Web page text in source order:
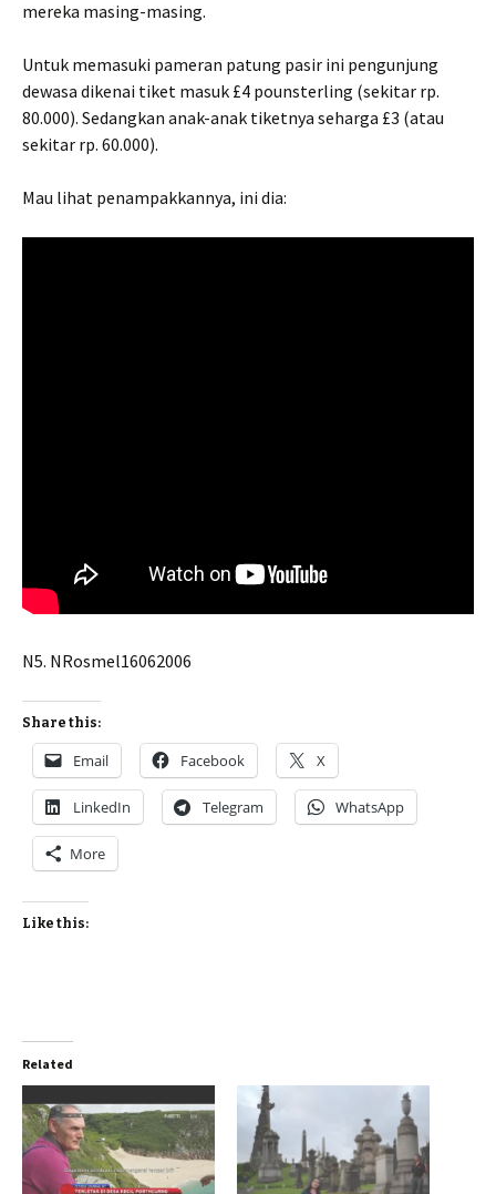
mereka masing-masing.
Untuk memasuki pameran patung pasir ini pengunjung
dewasa dikenai tiket masuk £4 pounsterling (sekitar rp.
80.000). Sedangkan anak-anak tiketnya seharga £3 (atau
sekitar rp. 60.000).
Mau lihat penampakkannya, ini dia:
N5. NRosmel16062006
Share this:
Email Facebook X
LinkedIn Telegram WhatsApp
More
Like this:
Related